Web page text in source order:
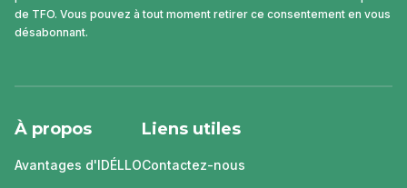
de TFO. Vous pouvez à tout moment retirer ce consentement en vous
désabonnant.
À propos
Avantages d'IDÉLLO
Liens utiles
Contactez-nous